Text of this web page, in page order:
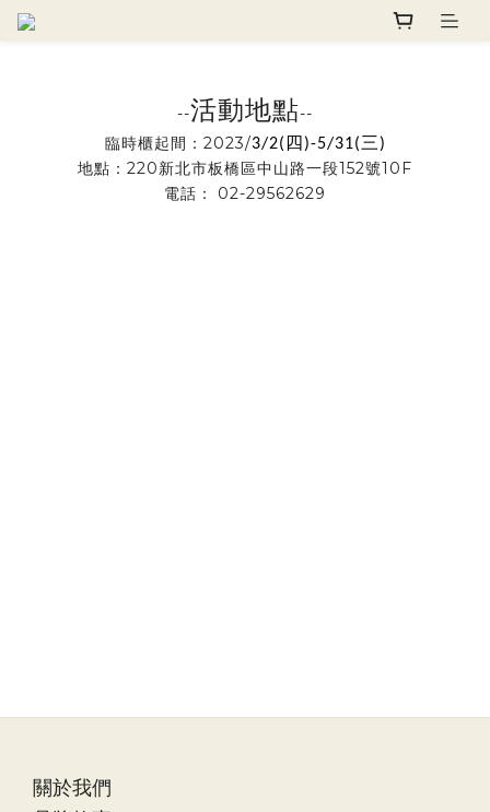
--活動地點--
臨時櫃起間：2023/3/2( 四 )-5/31(三)
地點：220新北市板橋區中山路一段152號10F
電話：
02-29562629
關於我們